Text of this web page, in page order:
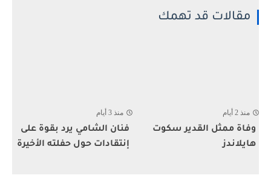
مقالات قد تهمك
منذ 2 أيام
وفاة ممثل القدير سكوت
هايلاندز
منذ 3 أيام
فنان الشامي يرد بقوة على
إنتقادات حول حفلته الأخيرة